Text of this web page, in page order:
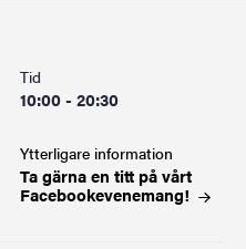
Tid
10:00 - 20:30
Ytterligare information
Ta gärna en titt på vårt
Facebookevenemang!